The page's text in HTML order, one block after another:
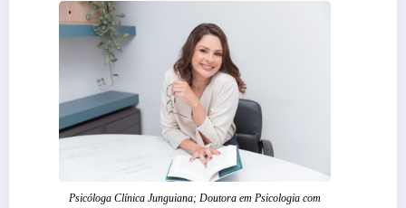
Psicóloga Clínica Junguiana; Doutora em Psicologia com